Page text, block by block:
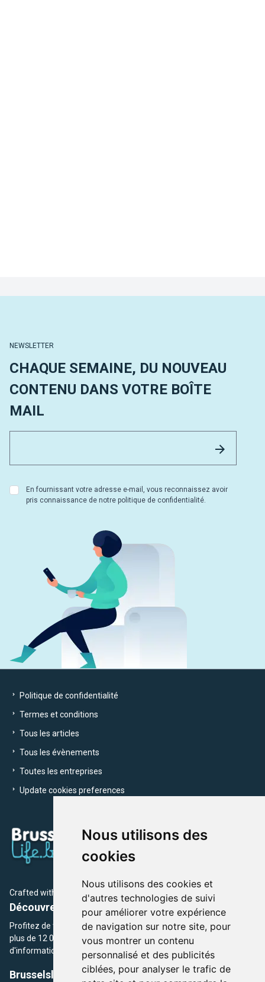
Nous utilisons des
cookies
Nous utilisons des cookies et
d'autres technologies de suivi
pour améliorer votre expérience
de navigation sur notre site, pour
vous montrer un contenu
personnalisé et des publicités
ciblées, pour analyser le trafic de
NEWSLETTER
CHAQUE SEMAINE, DU NOUVEAU
CONTENU DANS VOTRE BOÎTE
MAIL
En fournissant votre adresse e-mail, vous reconnaissez avoir
pris connaissance de notre politique de confidentialité.
Politique de confidentialité
Termes et conditions
Tous les articles
Tous les évènements
Toutes les entreprises
Update cookies preferences
Crafted with by Brusselslife Team
Découvrez plus de 12 000 adresses et événements
Profitez de toutes les sections de BrusselsLife.be et découvrez
plus de 12 000 adresses et un grand choix d'événements,
d'informations et de conseils et astuces de notre écriture.
Brusselslife.be